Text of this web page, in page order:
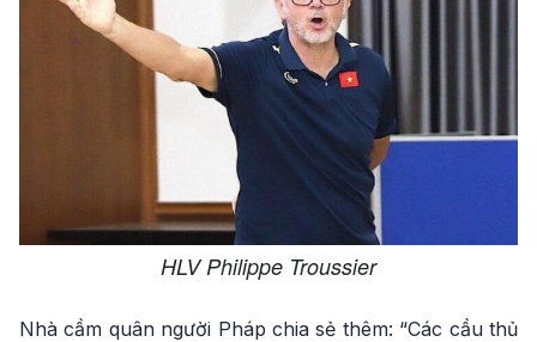
HLV Philippe Troussier
Nhà cầm quân người Pháp chia sẻ thêm: “Các cầu thủ